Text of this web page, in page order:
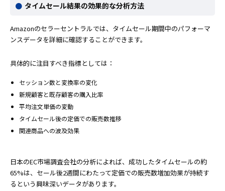
タイムセール結果の効果的な分析方法
Amazonのセラーセントラルでは、タイムセール期間中のパフォーマ
ンスデータを詳細に確認することができます。
具体的に注目すべき指標としては：
セッション数と変換率の変化
新規顧客と既存顧客の購入比率
平均注文単価の変動
タイムセール後の定価での販売数推移
関連商品への波及効果
日本のEC市場調査会社の分析によれば、成功したタイムセールの約
65%は、セール後2週間にわたって定価での販売数増加効果が持続す
るという興味深いデータがあります。